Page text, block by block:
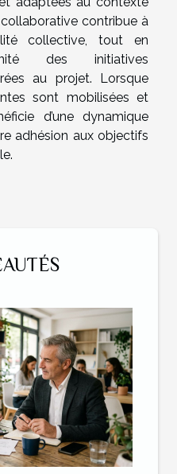
contribue à
collective, tout en
des initiatives
au projet. Lorsque
sont mobilisées et
d’une dynamique
adhésion aux objectifs